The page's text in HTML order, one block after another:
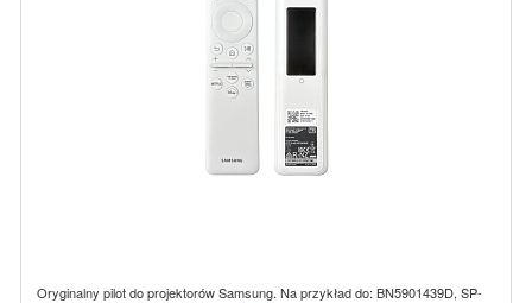
Oryginalny pilot do projektorów Samsung. Na przykład do: BN5901439D, SP-